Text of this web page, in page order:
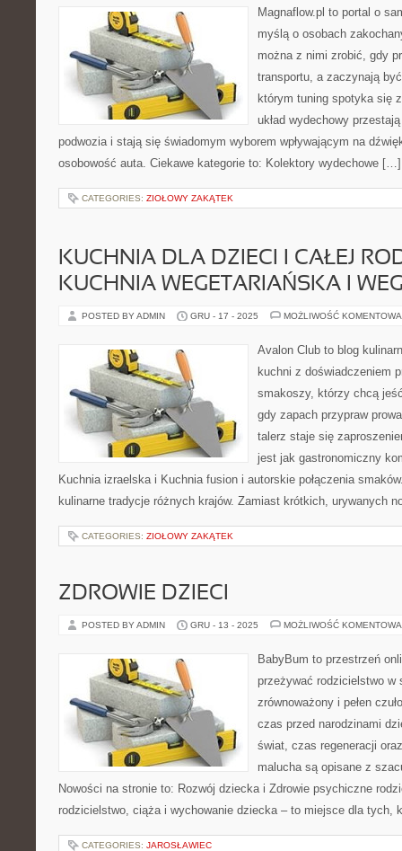
Magnaflow.pl to portal o
myślą o osobach
można z nimi zrobić, gdy
transportu, a zaczynają
którym tuning spotyka się
układ wydechowy
podwozia i stają się świadomym wyborem wpływającym na
osobowość auta. Ciekawe kategorie to: Kolektory wydechowe […]
CATEGORIES: ZIOŁOWY ZAKĄTEK
KUCHNIA DLA DZIECI I CAŁEJ
KUCHNIA WEGETARIAŃSKA I
POSTED BY ADMIN GRU - 17 - 2025 MOŻLIWOŚĆ
Avalon Club to blog
kuchni z doświadczeniem
smakoszy, którzy chcą
gdy zapach przypraw
talerz staje się
jest jak gastronomiczny
Kuchnia izraelska i Kuchnia fusion i autorskie połączenia
kulinarne tradycje różnych krajów. Zamiast krótkich, urywanych
CATEGORIES: ZIOŁOWY ZAKĄTEK
ZDROWIE DZIECI
POSTED BY ADMIN GRU - 13 - 2025 MOŻLIWOŚĆ
BabyBum to przestrzeń
przeżywać rodzicielstwo w
zrównoważony i pełen
czas przed narodzinami
świat, czas regeneracji
malucha są opisane z
Nowości na stronie to: Rozwój dziecka i Zdrowie psychiczne
rodzicielstwo, ciąża i wychowanie dziecka – to miejsce dla
CATEGORIES: JAROSŁAWIEC